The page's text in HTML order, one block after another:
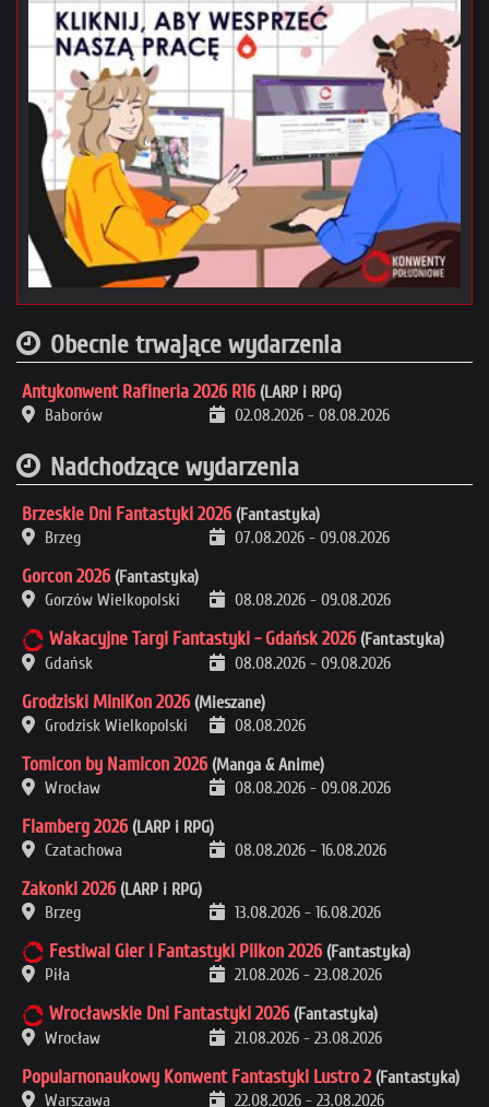
Obecnie trwające wydarzenia
Antykonwent Rafineria 2026 R16 (LARP i RPG)
Baborów
02.08.2026 - 08.08.2026
Nadchodzące wydarzenia
Brzeskie Dni Fantastyki 2026 (Fantastyka)
Brzeg
07.08.2026 - 09.08.2026
Gorcon 2026 (Fantastyka)
Gorzów Wielkopolski
08.08.2026 - 09.08.2026
Wakacyjne Targi Fantastyki - Gdańsk 2026 (Fantastyka)
Gdańsk
08.08.2026 - 09.08.2026
Grodziski MiniKon 2026 (Mieszane)
Grodzisk Wielkopolski
08.08.2026
Tomicon by Namicon 2026 (Manga & Anime)
Wrocław
08.08.2026 - 09.08.2026
Flamberg 2026 (LARP i RPG)
Czatachowa
08.08.2026 - 16.08.2026
Zakonki 2026 (LARP i RPG)
Brzeg
13.08.2026 - 16.08.2026
Festiwal Gier i Fantastyki Pilkon 2026 (Fantastyka)
Piła
21.08.2026 - 23.08.2026
Wrocławskie Dni Fantastyki 2026 (Fantastyka)
Wrocław
21.08.2026 - 23.08.2026
Popularnonaukowy Konwent Fantastyki Lustro 2 (Fantastyka)
Warszawa
22.08.2026 - 23.08.2026